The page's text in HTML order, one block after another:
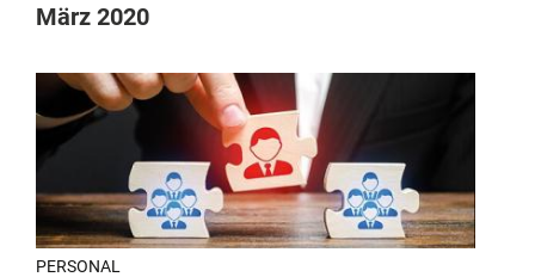
März 2020
PERSONAL